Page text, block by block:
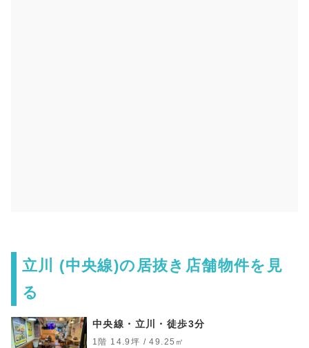
立川 (中央線)の居抜き店舗物件を見
る
中央線・立川・徒歩3分
1階 14.9坪 / 49.25㎡